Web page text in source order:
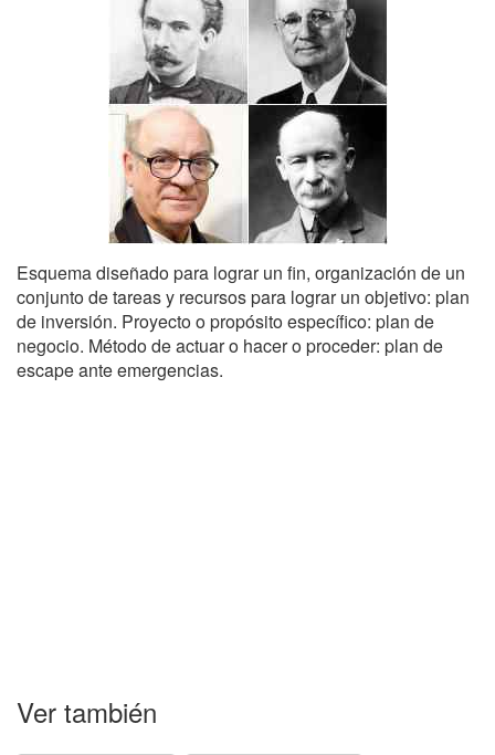
Esquema diseñado para lograr un fin, organización de un
conjunto de tareas y recursos para lograr un objetivo: plan
de inversión. Proyecto o propósito específico: plan de
negocio. Método de actuar o hacer o proceder: plan de
escape ante emergencias.
Ver también